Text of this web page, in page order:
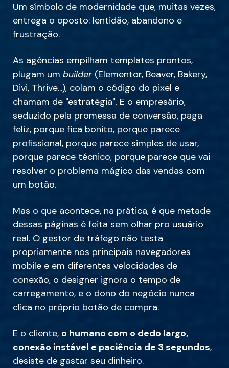
Um símbolo de modernidade que, muitas vezes,
entrega o oposto: lentidão, abandono e
frustração.
As agências empilham templates prontos,
plugam um builder (Elementor, Beaver, Bakery,
Divi, Thrive...), colam o código do pixel e
chamam de "estratégia". E o empresário,
seduzido pela promessa de conversão, paga
feliz, porque fica bonito, porque parece
profissional, porque parece simples de usar,
porque parece técnico, porque parece que vai
resolver o problema mágico das vendas com
um botão.
Mas o que acontece, na prática, é que metade
dessas páginas é feita sem olhar pro usuário
real. O gestor de tráfego não testa
propriamente nos principais navegadores
mobile e em diferentes velocidades de
conexão, o designer ignora o tempo de
carregamento, e o dono do negócio nunca
clica no próprio botão de compra.
E o cliente, o humano com o dedo largo,
conexão instável e paciência de 3 segundos,
desiste de gastar seu dinheiro.